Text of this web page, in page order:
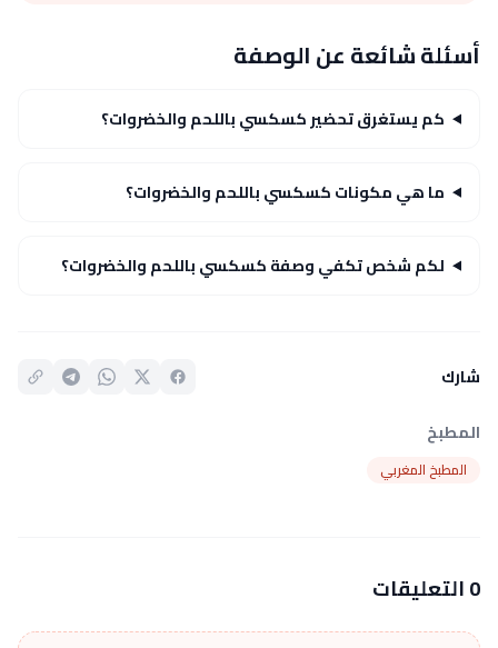
أسئلة شائعة عن الوصفة
كم يستغرق تحضير كسكسي باللحم والخضروات؟
ما هي مكونات كسكسي باللحم والخضروات؟
لكم شخص تكفي وصفة كسكسي باللحم والخضروات؟
شارك
المطبخ
المطبخ المغربي
0 التعليقات